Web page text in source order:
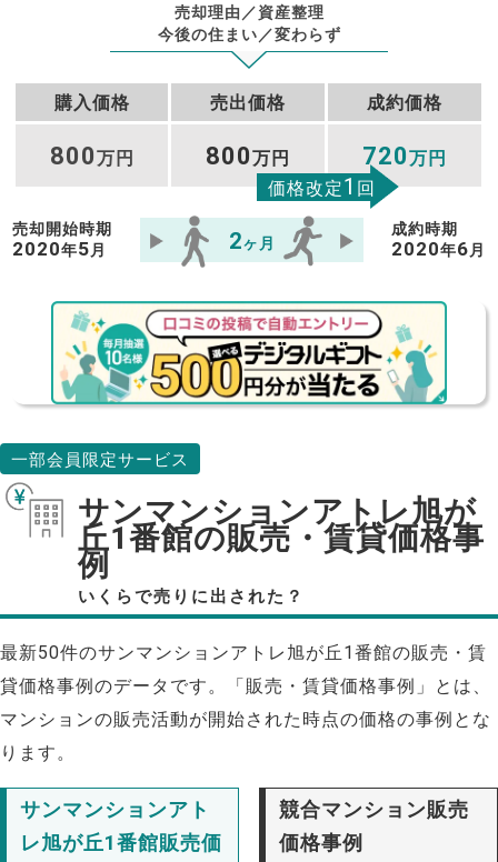
売却理由／資産整理
今後の住まい／変わらず
購入価格 売出価格 成約価格
800万円 800万円 720万円
価格改定1 回
売却開始時期
2020年5 月 2ヶ月
成約時期
2020年6 月
一部会員限定サービス
サンマンションアトレ旭が
丘1番館の販売・賃貸価格事
例
いくらで売りに出された？
最新50件のサンマンションアトレ旭が丘1番館の販売・賃
貸価格事例のデータです。「販売・賃貸価格事例」とは、
マンションの販売活動が開始された時点の価格の事例とな
ります。
サンマンションアト
レ旭が丘1番館販売価
競合マンション販売
価格事例